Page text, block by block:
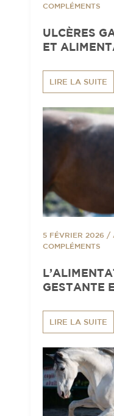
COMPLÉMENTS
ULCÈRES
ET
LIRE LA SUITE
5 FÉVRIER 2026 /
COMPLÉMENTS
GESTANTE
LIRE LA SUITE